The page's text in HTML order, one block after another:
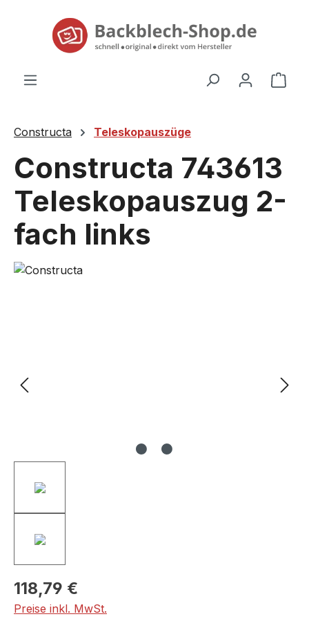
springen
Constructa Teleskopauszüge
Constructa 743613
Teleskopauszug 2-
fach links
118,79 €
Preise inkl. MwSt.